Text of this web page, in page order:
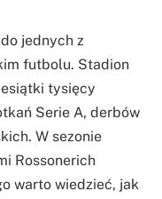
jednych z
futbolu. Stadion
tysięcy
Serie A, derbów
W sezonie
Rossonerich
warto wiedzieć, jak